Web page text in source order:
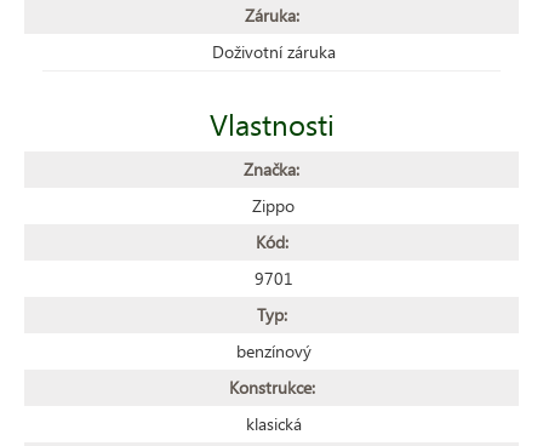
Záruka:
Doživotní záruka
Vlastnosti
Značka:
Zippo
Kód:
9701
Typ:
benzínový
Konstrukce:
klasická